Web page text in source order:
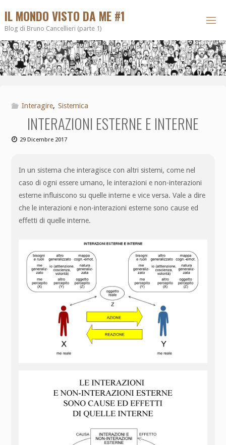
IL MONDO VISTO DA ME #1
Blog di Bruno Cancellieri (parte 1)
Interagire, Sistemica
INTERAZIONI ESTERNE E INTERNE
29 Dicembre 2017
In un sistema che interagisce con altri sistemi, come nel
caso di ogni essere umano, le interazioni e non-interazioni
esterne influiscono su quelle interne e vice versa. Vale a dire
che le interazioni e non-interazioni esterne sono cause ed
effetti di quelle interne.